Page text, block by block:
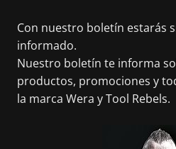
Con nuestro boletín estarás
informado.
Nuestro boletín te informa
productos, promociones y
la marca Wera y Tool Rebels.